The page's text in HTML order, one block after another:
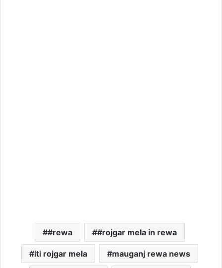
#rewa #rojgar mela in rewa
iti rojgar mela mauganj rewa news